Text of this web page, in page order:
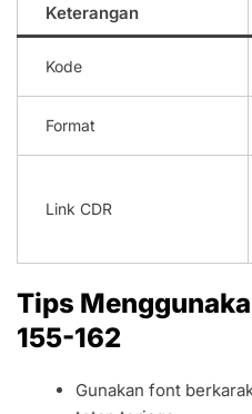
Keterangan
Kode
Format
Link CDR
Tips
155-162
Gunakan font